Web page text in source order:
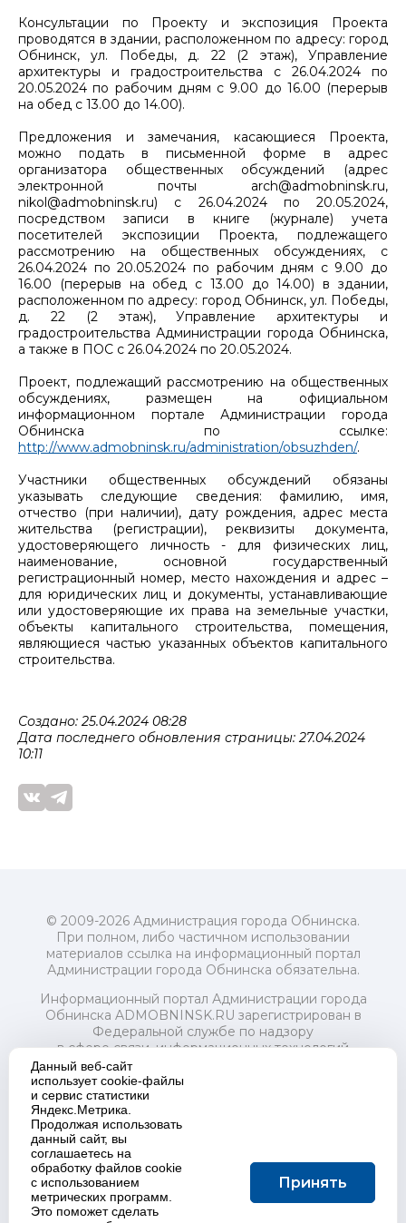
Консультации по Проекту и экспозиция Проекта
проводятся в здании, расположенном по адресу: город
Обнинск, ул. Победы, д. 22 (2 этаж), Управление
архитектуры и градостроительства с 26.04.2024 по
20.05.2024 по рабочим дням с 9.00 до 16.00 (перерыв
на обед с 13.00 до 14.00).
Предложения и замечания, касающиеся Проекта,
можно подать в письменной форме в адрес
организатора общественных обсуждений (адрес
электронной почты arch@admobninsk.ru,
nikol@admobninsk.ru) с 26.04.2024 по 20.05.2024,
посредством записи в книге (журнале) учета
посетителей экспозиции Проекта, подлежащего
рассмотрению на общественных обсуждениях, с
26.04.2024 по 20.05.2024 по рабочим дням с 9.00 до
16.00 (перерыв на обед с 13.00 до 14.00) в здании,
расположенном по адресу: город Обнинск, ул. Победы,
д. 22 (2 этаж), Управление архитектуры и
градостроительства Администрации города Обнинска,
а также в ПОС с 26.04.2024 по 20.05.2024.
Проект, подлежащий рассмотрению на общественных
обсуждениях, размещен на официальном
информационном портале Администрации города
Обнинска по ссылке:
http://www.admobninsk.ru/administration/obsuzhden/.
Участники общественных обсуждений обязаны
указывать следующие сведения: фамилию, имя,
отчество (при наличии), дату рождения, адрес места
жительства (регистрации), реквизиты документа,
удостоверяющего личность - для физических лиц,
наименование, основной государственный
регистрационный номер, место нахождения и адрес –
для юридических лиц и документы, устанавливающие
или удостоверяющие их права на земельные участки,
объекты капитального строительства, помещения,
являющиеся частью указанных объектов капитального
строительства.
Создано: 25.04.2024 08:28
Дата последнего обновления страницы: 27.04.2024
10:11
© 2009-2026 Администрация города Обнинска.
При полном, либо частичном использовании
материалов ссылка на информационный портал
Администрации города Обнинска обязательна.
Информационный портал Администрации города
Обнинска ADMOBNINSK.RU зарегистрирован в
Федеральной службе по надзору
в сфере связи, информационных технологий
и массовых коммуникаций (Роскомнадзор) 24 июля
2018 года.
Свидетельство о регистрации Эл № ФС77-73321
Учредитель: Администрация (исполнительно-
распорядительный орган) городского округа "Город
Обнинск". Главный редактор: Байкова Е.А.
Адрес электронной почты Редакции:
redactor@admobninsk.ru
Телефон Редакции: +7 (484) 395-85-85
Данный веб-сайт
использует cookie-файлы
и сервис статистики
Яндекс.Метрика.
Продолжая использовать
данный сайт, вы
соглашаетесь на
обработку файлов cookie
с использованием
метрических программ.
Это поможет сделать
Принять